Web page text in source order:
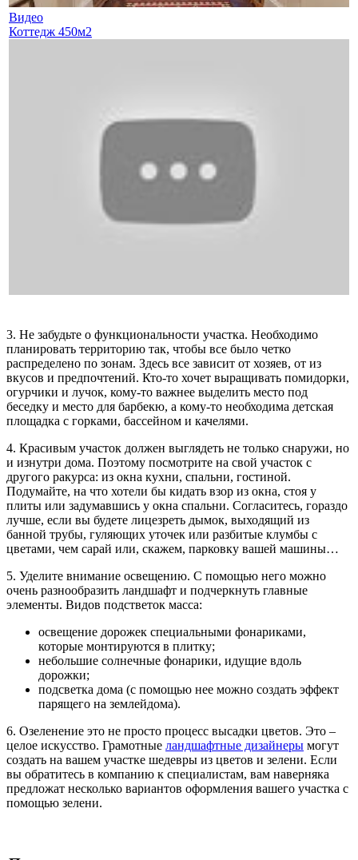
Видео
Коттедж 450м2
3. Не забудьте о функциональности участка. Необходимо
планировать территорию так, чтобы все было четко
распределено по зонам. Здесь все зависит от хозяев, от из
вкусов и предпочтений. Кто-то хочет выращивать помидорки,
огурчики и лучок, кому-то важнее выделить место под
беседку и место для барбекю, а кому-то необходима детская
площадка с горками, бассейном и качелями.
4. Красивым участок должен выглядеть не только снаружи, но
и изнутри дома. Поэтому посмотрите на свой участок с
другого ракурса: из окна кухни, спальни, гостиной.
Подумайте, на что хотели бы кидать взор из окна, стоя у
плиты или задумавшись у окна спальни. Согласитесь, гораздо
лучше, если вы будете лицезреть дымок, выходящий из
банной трубы, гуляющих уточек или разбитые клумбы с
цветами, чем сарай или, скажем, парковку вашей машины…
5. Уделите внимание освещению. С помощью него можно
очень разнообразить ландшафт и подчеркнуть главные
элементы. Видов подстветок масса:
освещение дорожек специальными фонариками,
которые монтируются в плитку;
небольшие солнечные фонарики, идущие вдоль
дорожки;
подсветка дома (с помощью нее можно создать эффект
парящего на землейдома).
6. Озеленение это не просто процесс высадки цветов. Это –
целое искусство. Грамотные ландшафтные дизайнеры могут
создать на вашем участке шедевры из цветов и зелени. Если
вы обратитесь в компанию к специалистам, вам наверняка
предложат несколько вариантов оформления вашего участка с
помощью зелени.